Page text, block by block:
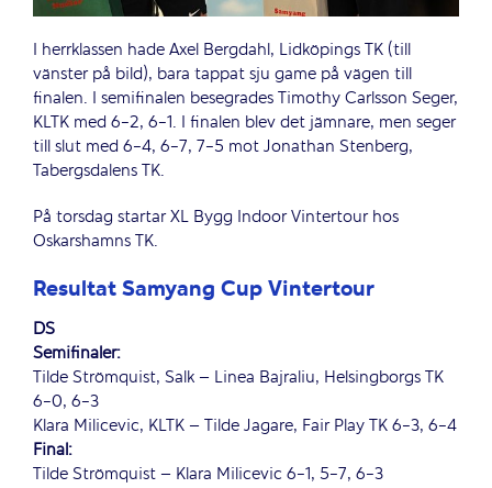
I herrklassen hade Axel Bergdahl, Lidköpings TK (till
vänster på bild), bara tappat sju game på vägen till
finalen. I semifinalen besegrades Timothy Carlsson Seger,
KLTK med 6-2, 6-1. I finalen blev det jämnare, men seger
till slut med 6-4, 6-7, 7-5 mot Jonathan Stenberg,
Tabergsdalens TK.
På torsdag startar XL Bygg Indoor Vintertour hos
Oskarshamns TK.
Resultat Samyang Cup Vintertour
DS
Semifinaler:
Tilde Strömquist, Salk – Linea Bajraliu, Helsingborgs TK
6-0, 6-3
Klara Milicevic, KLTK – Tilde Jagare, Fair Play TK 6-3, 6-4
Final:
Tilde Strömquist – Klara Milicevic 6-1, 5-7, 6-3